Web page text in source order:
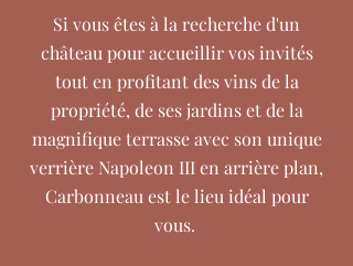
Si vous êtes à la recherche d'un
château pour accueillir vos invités
tout en profitant des vins de la
propriété, de ses jardins et de la
magnifique terrasse avec son unique
verrière Napoleon III en arrière plan,
Carbonneau est le lieu idéal pour
vous.